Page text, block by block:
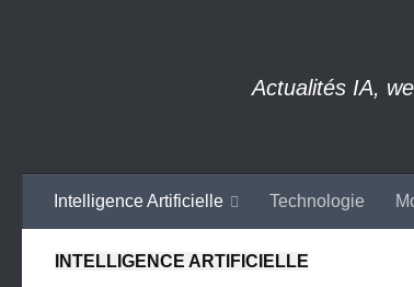
Actualités IA,
Intelligence Artificielle Technologie
INTELLIGENCE ARTIFICIELLE